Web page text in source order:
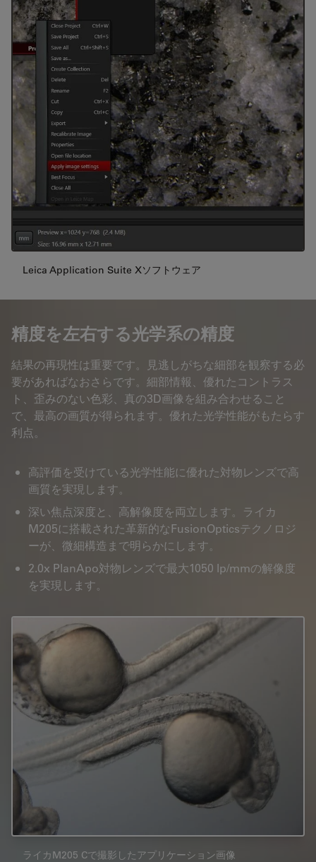
Leica Application Suite Xソフトウェア
精度を左右する光学系の精度
結果の再現性は重要です。見逃しがちな細部を観察する必
要があればなおさらです。細部情報、優れたコントラス
ト、歪みのない色彩、真の3D画像を組み合わせること
で、最高の画質が得られます。優れた光学性能がもたらす
利点。
高評価を受けている光学性能に優れた対物レンズで高
画質を実現します。
深い焦点深度と、高解像度を両立します。ライカ
M205に搭載された革新的なFusionOpticsテクノロジ
ーが、微細構造まで明らかにします。
2.0x PlanApo対物レンズで最大1050 lp/mmの解像度
を実現します。
ライカM205 Cで撮影したアプリケーション画像